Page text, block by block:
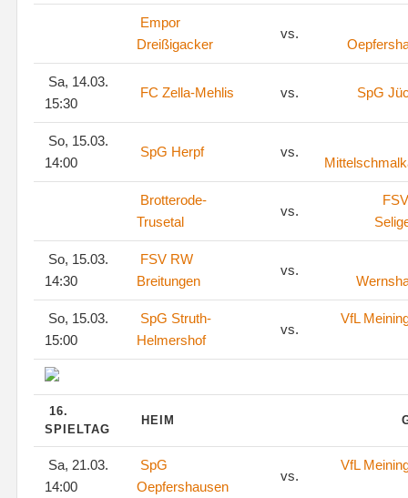
Empor
Dreißigacker
vs.
Sa, 14.03.
15:30
FC Zella-Mehlis vs. SpG
So, 15.03.
14:00
SpG Herpf vs.
Brotterode-
Trusetal
vs.
So, 15.03.
14:30
FSV RW
Breitungen
vs.
So, 15.03.
15:00
SpG Struth-
Helmershof
vs.
VfL
16.
SPIELTAG
HEIM
Sa, 21.03.
14:00
SpG
Oepfershausen
vs.
VfL